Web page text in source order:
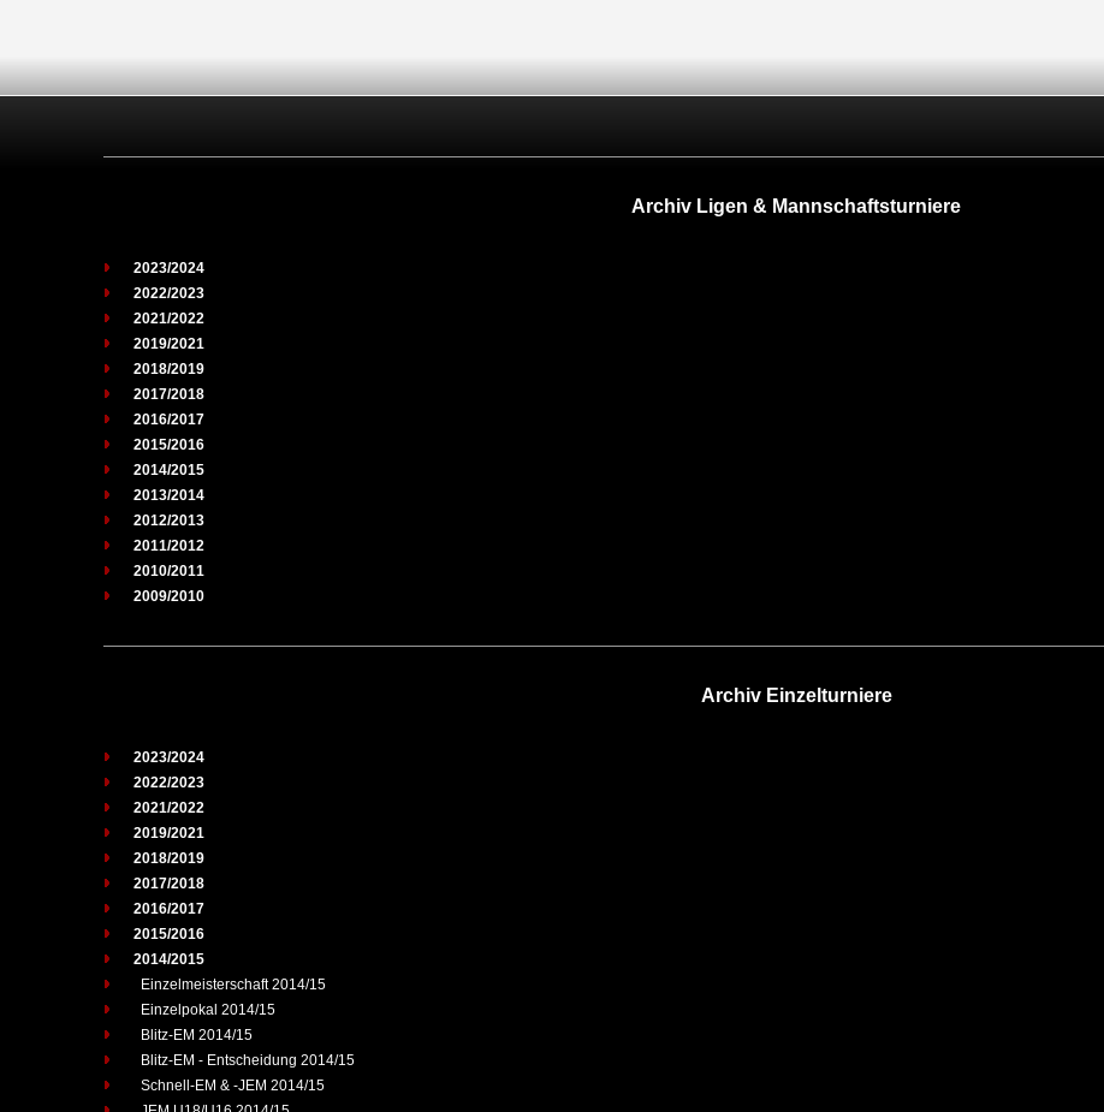
Archiv Ligen & Mannschaftsturniere
2023/2024
2022/2023
2021/2022
2019/2021
2018/2019
2017/2018
2016/2017
2015/2016
2014/2015
2013/2014
2012/2013
2011/2012
2010/2011
2009/2010
Archiv Einzelturniere
2023/2024
2022/2023
2021/2022
2019/2021
2018/2019
2017/2018
2016/2017
2015/2016
2014/2015
Einzelmeisterschaft 2014/15
Einzelpokal 2014/15
Blitz-EM 2014/15
Blitz-EM - Entscheidung 2014/15
Schnell-EM & -JEM 2014/15